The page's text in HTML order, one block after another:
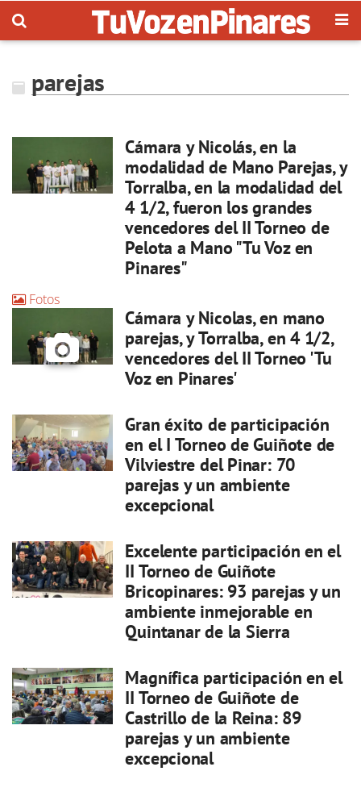
parejas
Cámara y Nicolás, en la
modalidad de Mano Parejas, y
Torralba, en la modalidad del
4 1/2, fueron los grandes
vencedores del II Torneo de
Pelota a Mano "Tu Voz en
Pinares"
Fotos
Cámara y Nicolas, en mano
parejas, y Torralba, en 4 1/2,
vencedores del II Torneo 'Tu
Voz en Pinares'
Gran éxito de participación
en el I Torneo de Guiñote de
Vilviestre del Pinar: 70
parejas y un ambiente
excepcional
Excelente participación en el
II Torneo de Guiñote
Bricopinares: 93 parejas y un
ambiente inmejorable en
Quintanar de la Sierra
Magnífica participación en el
II Torneo de Guiñote de
Castrillo de la Reina: 89
parejas y un ambiente
excepcional